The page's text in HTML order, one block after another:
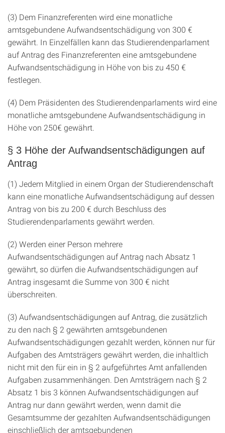
(3) Dem Finanzreferenten wird eine monatliche
amtsgebundene Aufwandsentschädigung von 300 €
gewährt. In Einzelfällen kann das Studierendenparlament
auf Antrag des Finanzreferenten eine amtsgebundene
Aufwandsentschädigung in Höhe von bis zu 450 €
festlegen.
(4) Dem Präsidenten des Studierendenparlaments wird eine
monatliche amtsgebundene Aufwandsentschädigung in
Höhe von 250€ gewährt.
§ 3 Höhe der Aufwandsentschädigungen auf
Antrag
(1) Jedem Mitglied in einem Organ der Studierendenschaft
kann eine monatliche Aufwandsentschädigung auf dessen
Antrag von bis zu 200 € durch Beschluss des
Studierendenparlaments gewährt werden.
(2) Werden einer Person mehrere
Aufwandsentschädigungen auf Antrag nach Absatz 1
gewährt, so dürfen die Aufwandsentschädigungen auf
Antrag insgesamt die Summe von 300 € nicht
überschreiten.
(3) Aufwandsentschädigungen auf Antrag, die zusätzlich
zu den nach § 2 gewährten amtsgebundenen
Aufwandsentschädigungen gezahlt werden, können nur für
Aufgaben des Amtsträgers gewährt werden, die inhaltlich
nicht mit den für ein in § 2 aufgeführtes Amt anfallenden
Aufgaben zusammenhängen. Den Amtsträgern nach § 2
Absatz 1 bis 3 können Aufwandsentschädigungen auf
Antrag nur dann gewährt werden, wenn damit die
Gesamtsumme der gezahlten Aufwandsentschädigungen
einschließlich der amtsgebundenen